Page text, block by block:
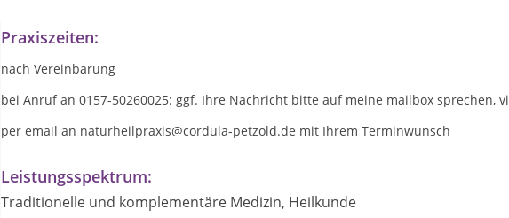
Praxiszeiten:
nach Vereinbarung
bei Anruf an 0157-50260025: ggf. Ihre Nachricht bitte auf meine mailbox sprechen,
per email an naturheilpraxis@cordula-petzold.de mit Ihrem Terminwunsch
Leistungsspektrum:
Traditionelle und komplementäre Medizin, Heilkunde